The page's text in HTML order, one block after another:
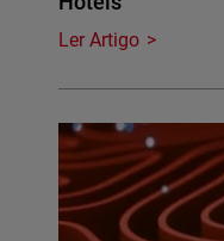
Ler Artigo